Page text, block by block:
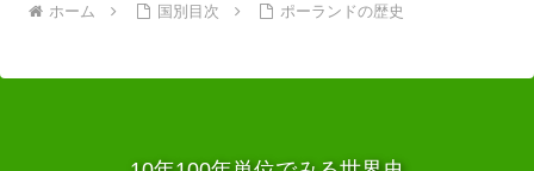
ホーム 国別目次 ポーランドの歴史